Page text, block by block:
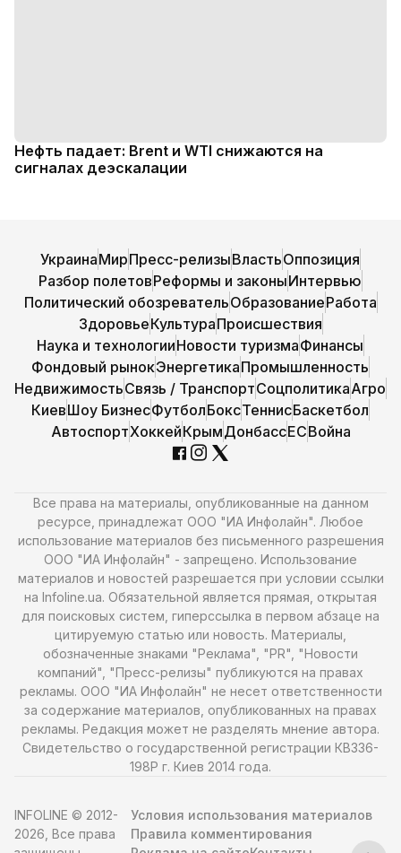
Нефть падает: Brent и WTI снижаются на
сигналах деэскалации
УкраинаМирПресс-релизыВластьОппозиция
Разбор полетовРеформы и законыИнтервью
Политический обозревательОбразованиеРабота
ЗдоровьеКультураПроисшествия
Наука и технологииНовости туризмаФинансы
Фондовый рынокЭнергетикаПромышленность
НедвижимостьСвязь / ТранспортСоцполитикаАгро
КиевШоу БизнесФутболБоксТеннисБаскетбол
АвтоспортХоккейКрымДонбассЕСВойна
Все права на материалы, опубликованные на данном
ресурсе, принадлежат ООО "ИА Инфолайн". Любое
использование материалов без письменного разрешения
ООО "ИА Инфолайн" - запрещено. Использование
материалов и новостей разрешается при условии ссылки
на Infoline.ua. Обязательной является прямая, открытая
для поисковых систем, гиперссылка в первом абзаце на
цитируемую статью или новость. Материалы,
обозначенные знаками "Реклама", "PR", "Новости
компаний", "Пресс-релизы" публикуются на правах
рекламы. ООО "ИА Инфолайн" не несет ответственности
за содержание материалов, опубликованных на правах
рекламы. Редакция может не разделять мнение автора.
Свидетельство о государственной регистрации КВ336-
198Р г. Киев 2014 года.
INFOLINE © 2012-
2026, Все права
Условия использования материалов
Правила комментирования